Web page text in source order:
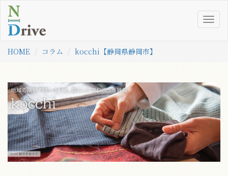
HOME
コラム kocchi【静岡県静岡市】